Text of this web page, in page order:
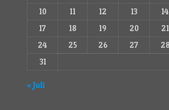
10
11 12 13 14
17
18 19 20 21
24
25 26 27 28
31
« Juli